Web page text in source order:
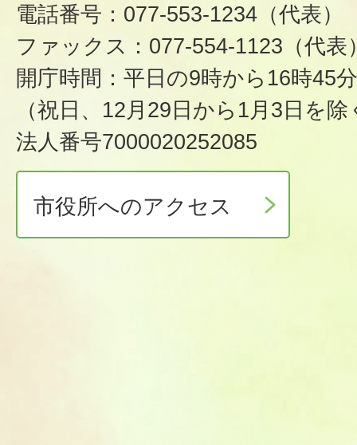
電話番号：077-553-1234（代表）
ファックス：077-554-1123（代表
開庁時間：平日の9時から16時45分
（祝日、12月29日から1月3日を除
法人番号7000020252085
市役所へのアクセス